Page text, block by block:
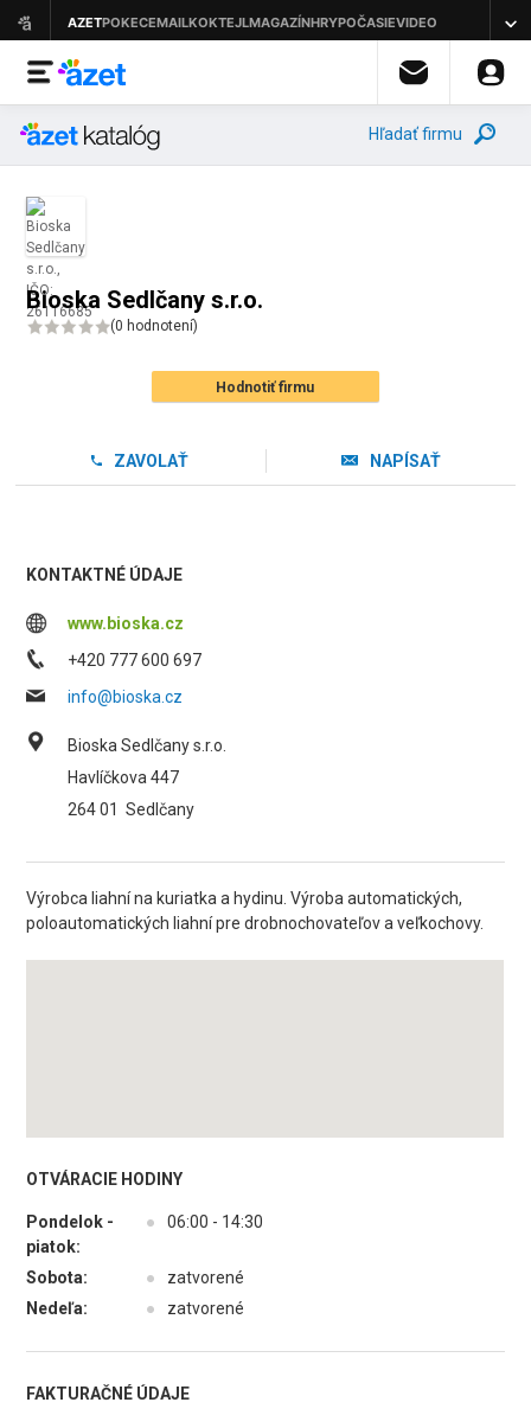
Hľadať firmu
Bioska Sedlčany s.r.o.
(0 hodnotení)
Hodnotiť firmu
ZAVOLAŤ NAPÍSAŤ
KONTAKTNÉ ÚDAJE
www.bioska.cz
+420 777 600 697
info@bioska.cz
Bioska Sedlčany s.r.o.
Havlíčkova 447
264 01 Sedlčany
Výrobca liahní na kuriatka a hydinu. Výroba automatických,
poloautomatických liahní pre drobnochovateľov a veľkochovy.
OTVÁRACIE HODINY
Pondelok -
piatok:
● 06:00 - 14:30
Sobota: ●
zatvorené
Nedeľa:
● zatvorené
FAKTURAČNÉ ÚDAJE